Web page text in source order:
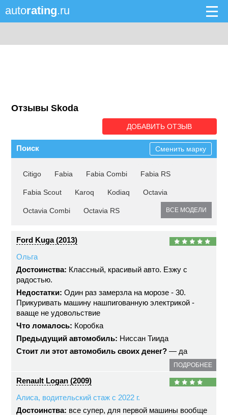
autorating.ru
Отзывы Skoda
ДОБАВИТЬ ОТЗЫВ
Поиск Сменить марку
Citigo Fabia Fabia Combi Fabia RS
Fabia Scout Karoq Kodiaq Octavia
Octavia Combi Octavia RS ВСЕ МОДЕЛИ
Ford Kuga (2013)
Ольга
Достоинства: Классный, красивый авто. Езжу с
радостью.
Недостатки: Один раз замерзла на морозе - 30.
Прикуривать машину нашпигованную электрикой -
вааще не удовольствие
Что ломалось: Коробка
Предыдущий автомобиль: Ниссан Тиида
Стоит ли этот автомобиль своих денег? — да
ПОДРОБНЕЕ
Renault Logan (2009)
Алиса, водительский стаж с 2022 г.
Достоинства: все супер, для первой машины вообще